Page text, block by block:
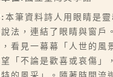
本筆資料詩人用眼睛是靈
法，連結了眼睛與窗戶
看見一幕幕「人世的風
望「不論是歡喜或哀傷」